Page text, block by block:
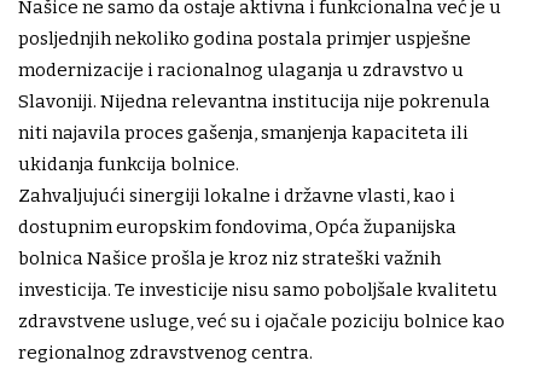
Našice ne samo da ostaje aktivna i funkcionalna već je u
posljednjih nekoliko godina postala primjer uspješne
modernizacije i racionalnog ulaganja u zdravstvo u
Slavoniji. Nijedna relevantna institucija nije pokrenula
niti najavila proces gašenja, smanjenja kapaciteta ili
ukidanja funkcija bolnice.
Zahvaljujući sinergiji lokalne i državne vlasti, kao i
dostupnim europskim fondovima, Opća županijska
bolnica Našice prošla je kroz niz strateški važnih
investicija. Te investicije nisu samo poboljšale kvalitetu
zdravstvene usluge, već su i ojačale poziciju bolnice kao
regionalnog zdravstvenog centra.